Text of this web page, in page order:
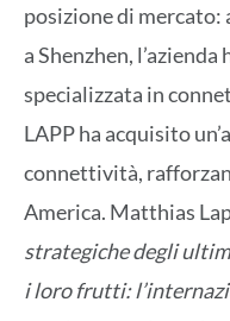
posizione di mercato:
a Shenzhen,
specializzata in
LAPP ha acquisito
connettività,
America. Matthias
strategiche degli
i loro frutti: